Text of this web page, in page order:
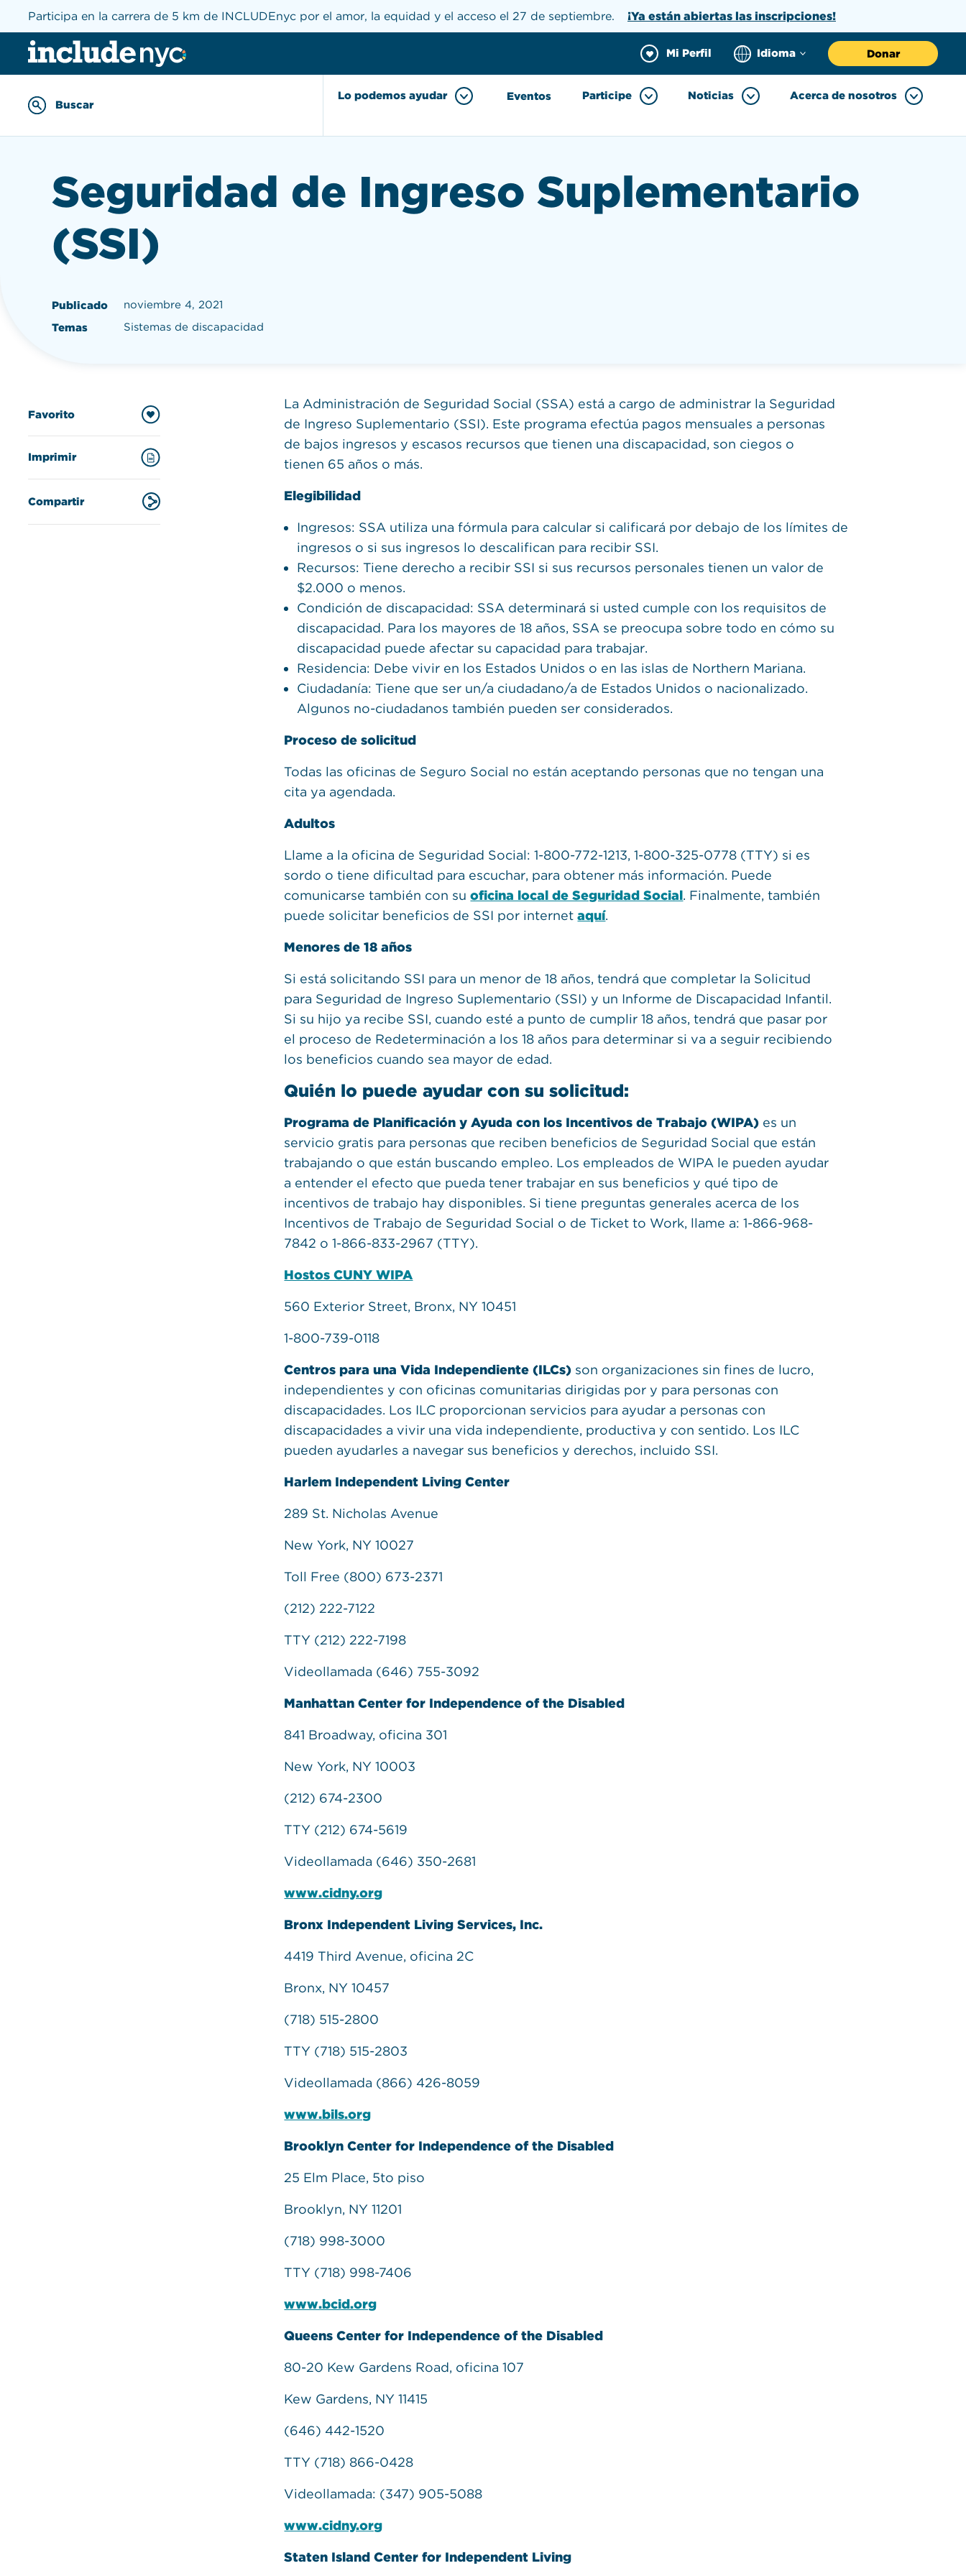
Participa en la carrera de 5 km de INCLUDEnyc por el amor, la equidad y el acceso el 27 de septiembre. ¡Ya están abiertas las inscripciones!
INCLUDEnyc inicio
Mi Perfil Idioma Donar
Buscar Enter keywords to search the siteLo podemos ayudar Eventos Participe Noticias Acerca de nosotros
Seguridad de Ingreso Suplementario
(SSI)
Publicado
noviembre 4, 2021
Temas
Sistemas de discapacidad
Favorito
Imprimir
Compartir
La Administración de Seguridad Social (SSA) está a cargo de administrar la Seguridad
de Ingreso Suplementario (SSI). Este programa efectúa pagos mensuales a personas
de bajos ingresos y escasos recursos que tienen una discapacidad, son ciegos o
tienen 65 años o más.
Elegibilidad
Ingresos: SSA utiliza una fórmula para calcular si calificará por debajo de los límites de
ingresos o si sus ingresos lo descalifican para recibir SSI.
Recursos: Tiene derecho a recibir SSI si sus recursos personales tienen un valor de
$2.000 o menos.
Condición de discapacidad: SSA determinará si usted cumple con los requisitos de
discapacidad. Para los mayores de 18 años, SSA se preocupa sobre todo en cómo su
discapacidad puede afectar su capacidad para trabajar.
Residencia: Debe vivir en los Estados Unidos o en las islas de Northern Mariana.
Ciudadanía: Tiene que ser un/a ciudadano/a de Estados Unidos o nacionalizado.
Algunos no-ciudadanos también pueden ser considerados.
Proceso de solicitud
Todas las oficinas de Seguro Social no están aceptando personas que no tengan una
cita ya agendada.
Adultos
Llame a la oficina de Seguridad Social: 1-800-772-1213, 1-800-325-0778 (TTY) si es
sordo o tiene dificultad para escuchar, para obtener más información. Puede
comunicarse también con suoficina local de Seguridad Social. Finalmente, también
puede solicitar beneficios de SSI por internetaquí.
Menores de 18 años
Si está solicitando SSI para un menor de 18 años, tendrá que completar la Solicitud
para Seguridad de Ingreso Suplementario (SSI) y un Informe de Discapacidad Infantil.
Si su hijo ya recibe SSI, cuando esté a punto de cumplir 18 años, tendrá que pasar por
el proceso de Redeterminación a los 18 años para determinar si va a seguir recibiendo
los beneficios cuando sea mayor de edad.
Quién lo puede ayudar con su solicitud:
Programa de Planificación y Ayuda con los Incentivos de Trabajo (WIPA) es un
servicio gratis para personas que reciben beneficios de Seguridad Social que están
trabajando o que están buscando empleo. Los empleados de WIPA le pueden ayudar
a entender el efecto que pueda tener trabajar en sus beneficios y qué tipo de
incentivos de trabajo hay disponibles. Si tiene preguntas generales acerca de los
Incentivos de Trabajo de Seguridad Social o de Ticket to Work, llame a: 1-866-968-
7842 o 1-866-833-2967 (TTY).
Hostos CUNY WIPA
560 Exterior Street, Bronx, NY 10451
1-800-739-0118
Centros para una Vida Independiente (ILCs) son organizaciones sin fines de lucro,
independientes y con oficinas comunitarias dirigidas por y para personas con
discapacidades. Los ILC proporcionan servicios para ayudar a personas con
discapacidades a vivir una vida independiente, productiva y con sentido. Los ILC
pueden ayudarles a navegar sus beneficios y derechos, incluido SSI.
Harlem Independent Living Center
289 St. Nicholas Avenue
New York, NY 10027
Toll Free (800) 673-2371
(212) 222-7122
TTY (212) 222-7198
Videollamada (646) 755-3092
Manhattan Center for Independence of the Disabled
841 Broadway, oficina 301
New York, NY 10003
(212) 674-2300
TTY (212) 674-5619
Videollamada (646) 350-2681
www.cidny.org
Bronx Independent Living Services, Inc.
4419 Third Avenue, oficina 2C
Bronx, NY 10457
(718) 515-2800
TTY (718) 515-2803
Videollamada (866) 426-8059
www.bils.org
Brooklyn Center for Independence of the Disabled
25 Elm Place, 5to piso
Brooklyn, NY 11201
(718) 998-3000
TTY (718) 998-7406
www.bcid.org
Queens Center for Independence of the Disabled
80-20 Kew Gardens Road, oficina 107
Kew Gardens, NY 11415
(646) 442-1520
TTY (718) 866-0428
Videollamada: (347) 905-5088
www.cidny.org
Staten Island Center for Independent Living